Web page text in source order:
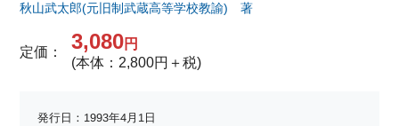
秋山武太郎(元旧制武蔵高等学校教諭) 著
定価： 3,080円
(本体：2,800円＋税)
発行日：1993年4月1日